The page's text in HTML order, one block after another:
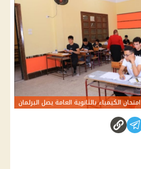
امتحان الكيمياء بالثانوية العامة يصل البرلمان